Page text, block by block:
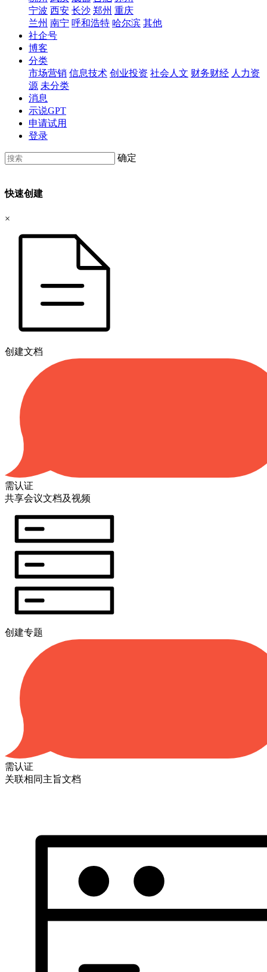
宁波 西安 长沙 郑州 重庆
兰州 南宁 呼和浩特 哈尔滨 其他
社企号
博客
分类
市场营销 信息技术 创业投资 社会人文 财务财经 人力资
源 未分类
消息
示说GPT
申请试用
登录
确定
快速创建
×
创建文档
需认证
共享会议文档及视频
创建专题
需认证
关联相同主旨文档